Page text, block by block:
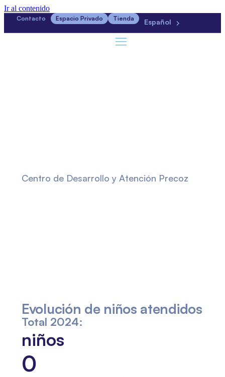
Ir al contenido
Contacto Espacio Privado Tienda Español
Centro de Desarrollo y Atención Precoz
Evolución de niños atendidos
Total 2024:
niños
0